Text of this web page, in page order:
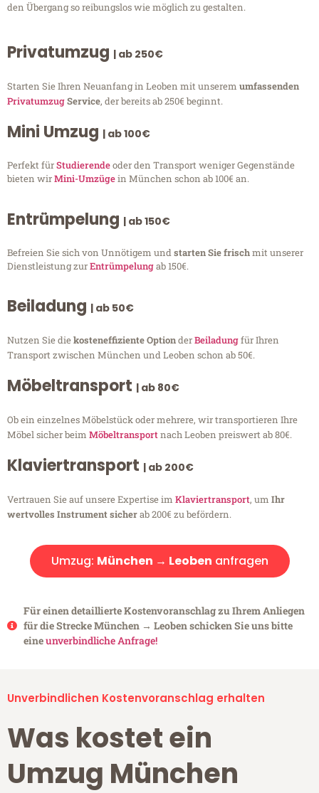
den Übergang so reibungslos wie möglich zu gestalten.
Privatumzug | ab 250€
Starten Sie Ihren Neuanfang in Leoben mit unserem umfassenden
PrivatumzugService, der bereits ab 250€ beginnt.
Mini Umzug | ab 100€
Perfekt fürStudierendeoder den Transport weniger Gegenstände
bieten wirMini-Umzügein München schon ab 100€ an.
Entrümpelung | ab 150€
Befreien Sie sich von Unnötigem undstarten Sie frischmit unserer
Dienstleistung zurEntrümpelungab 150€.
Beiladung | ab 50€
Nutzen Sie diekosteneffiziente OptionderBeiladungfür Ihren
Transport zwischen München und Leoben schon ab 50€.
Möbeltransport | ab 80€
Ob ein einzelnes Möbelstück oder mehrere, wir transportieren Ihre
Möbel sicher beim Möbeltransportnach Leoben preiswert ab 80€.
Klaviertransport | ab 200€
Vertrauen Sie auf unsere Expertise im Klaviertransport, um Ihr
wertvolles Instrument sicherab 200€ zu befördern.
Umzug: München → Leoben anfragen
Für einen detaillierte Kostenvoranschlag zu Ihrem Anliegen
für die Strecke München → Leoben schicken Sie uns bitte
eineunverbindliche Anfrage!
Unverbindlichen Kostenvoranschlag erhalten
Was kostet ein
Umzug München